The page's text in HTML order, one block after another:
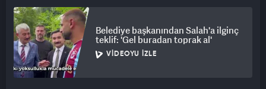
Belediye başkanından Salah'a ilginç
teklif: 'Gel buradan toprak al'
VIDEOYU İZLE